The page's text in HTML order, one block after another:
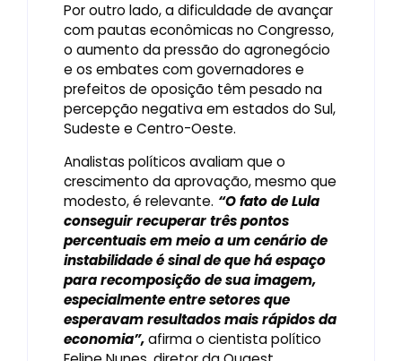
Por outro lado, a dificuldade de avançar
com pautas econômicas no Congresso,
o aumento da pressão do agronegócio
e os embates com governadores e
prefeitos de oposição têm pesado na
percepção negativa em estados do Sul,
Sudeste e Centro-Oeste.
Analistas políticos avaliam que o
crescimento da aprovação, mesmo que
modesto, é relevante. “O fato de Lula
conseguir recuperar três pontos
percentuais em meio a um cenário de
instabilidade é sinal de que há espaço
para recomposição de sua imagem,
especialmente entre setores que
esperavam resultados mais rápidos da
economia”,afirma o cientista político